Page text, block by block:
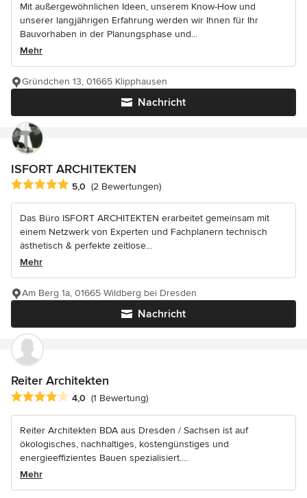
Mit außergewöhnlichen Ideen, unserem Know-How und
unserer langjährigen Erfahrung werden wir Ihnen für Ihr
Bauvorhaben in der Planungsphase und...
Mehr
Nachricht
Gründchen 13, 01665 Klipphausen
ISFORT ARCHITEKTEN
Durchschnittliche Bewertung: 5 von 5 Sternen
5,0 (2 Bewertungen)
Das Büro ISFORT ARCHITEKTEN erarbeitet gemeinsam mit
einem Netzwerk von Experten und Fachplanern technisch
ästhetisch & perfekte zeitlose...
Mehr
Nachricht
Am Berg 1a, 01665 Wildberg bei Dresden
Reiter Architekten
Durchschnittliche Bewertung: 4 von 5 Sternen
4,0 (1 Bewertung)
Reiter Architekten BDA aus Dresden / Sachsen ist auf
ökologisches, nachhaltiges, kostengünstiges und
energieeffizientes Bauen spezialisiert....
Mehr